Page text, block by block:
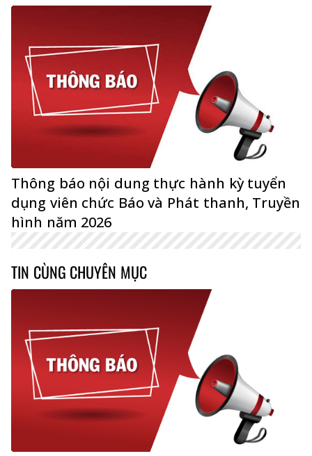
Thông báo nội dung thực hành kỳ tuyển
dụng viên chức Báo và Phát thanh, Truyền
hình năm 2026
TIN CÙNG CHUYÊN MỤC